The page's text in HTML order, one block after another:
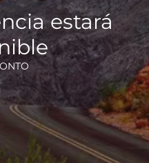
estará